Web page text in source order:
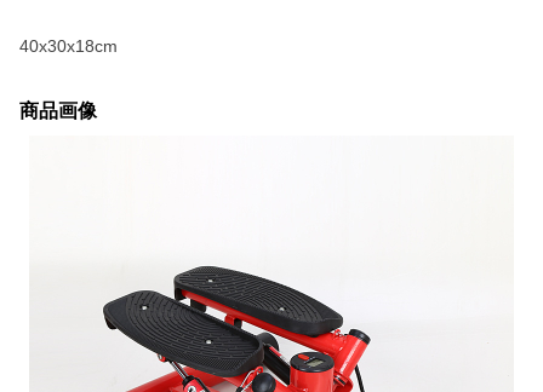
40x30x18cm
商品画像